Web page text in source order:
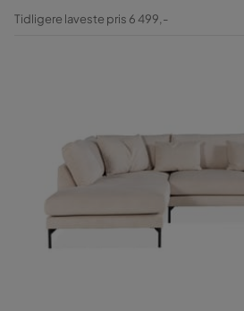
Pris
Original
Tidligere laveste pris 6 499,-